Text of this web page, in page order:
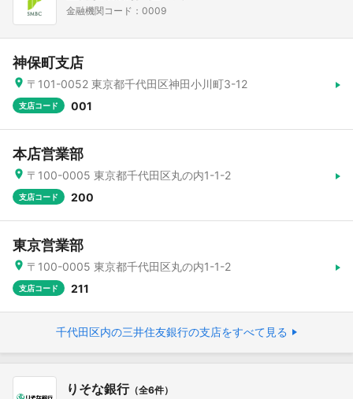
金融機関コード：0009
神保町支店
〒101-0052 東京都千代田区神田小川町3-12
支店コード 001
本店営業部
〒100-0005 東京都千代田区丸の内1-1-2
支店コード 200
東京営業部
〒100-0005 東京都千代田区丸の内1-1-2
支店コード 211
千代田区内の三井住友銀行の支店をすべて見る
りそな銀行（全6件）